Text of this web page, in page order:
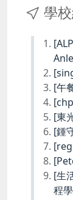
學
[午
[東
[鍾
[生
程